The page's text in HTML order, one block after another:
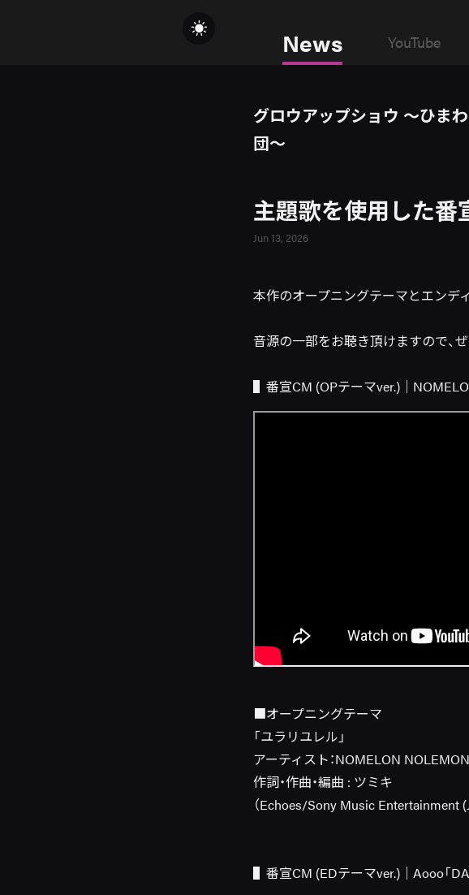
News YouTube
グロウアップショウ ～ひま
団～
主題歌を使用した番
Jun 13, 2026
本作のオープニングテーマとエンデ
音源の一部をお聴き頂けますので、
▌番宣CM (OPテーマver.)｜
■オープニングテーマ
「ユラリユレル」
アーティスト：NOMELON NOLEMON
作詞・作曲・編曲 : ツミキ
（Echoes/Sony Music Entertainment
▌番宣CM (EDテーマver.)｜Aooo「